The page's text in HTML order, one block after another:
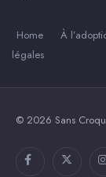
Home À
légales
© 2026 Sans